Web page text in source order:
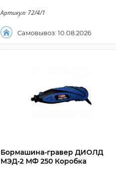
Самовывоз: 10.08.2026
Артикул: 72/4/1
Бормашина-гравер ДИОЛД
МЭД-2 МФ 250 Коробка